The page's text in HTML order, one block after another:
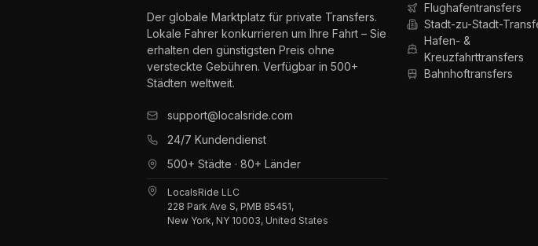
Der globale Marktplatz für private Transfers.
Lokale Fahrer konkurrieren um Ihre Fahrt – Sie
erhalten den günstigsten Preis ohne
versteckte Gebühren. Verfügbar in 500+
Städten weltweit.
support@localsride.com
24/7 Kundendienst
500+ Städte · 80+ Länder
LocalsRide LLC
228 Park Ave S, PMB 85451,
New York, NY 10003, United States
Flughafentransfers
Stadt-zu-Stadt-
Hafen- &
Kreuzfahrttransfers
Bahnhoftransfers